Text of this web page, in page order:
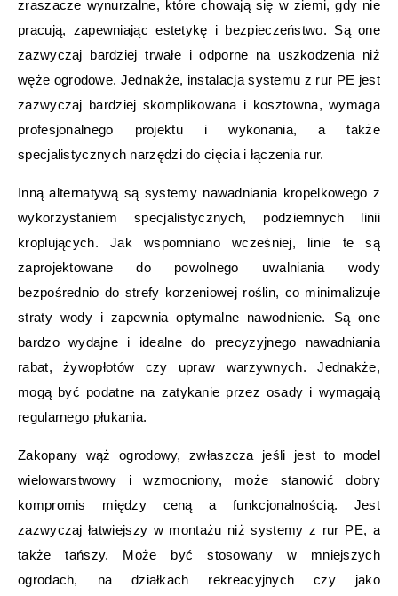
zraszacze wynurzalne, które chowają się w ziemi, gdy nie
pracują, zapewniając estetykę i bezpieczeństwo. Są one
zazwyczaj bardziej trwałe i odporne na uszkodzenia niż
węże ogrodowe. Jednakże, instalacja systemu z rur PE jest
zazwyczaj bardziej skomplikowana i kosztowna, wymaga
profesjonalnego projektu i wykonania, a także
specjalistycznych narzędzi do cięcia i łączenia rur.
Inną alternatywą są systemy nawadniania kropelkowego z
wykorzystaniem specjalistycznych, podziemnych linii
kroplujących. Jak wspomniano wcześniej, linie te są
zaprojektowane do powolnego uwalniania wody
bezpośrednio do strefy korzeniowej roślin, co minimalizuje
straty wody i zapewnia optymalne nawodnienie. Są one
bardzo wydajne i idealne do precyzyjnego nawadniania
rabat, żywopłotów czy upraw warzywnych. Jednakże,
mogą być podatne na zatykanie przez osady i wymagają
regularnego płukania.
Zakopany wąż ogrodowy, zwłaszcza jeśli jest to model
wielowarstwowy i wzmocniony, może stanowić dobry
kompromis między ceną a funkcjonalnością. Jest
zazwyczaj łatwiejszy w montażu niż systemy z rur PE, a
także tańszy. Może być stosowany w mniejszych
ogrodach, na działkach rekreacyjnych czy jako